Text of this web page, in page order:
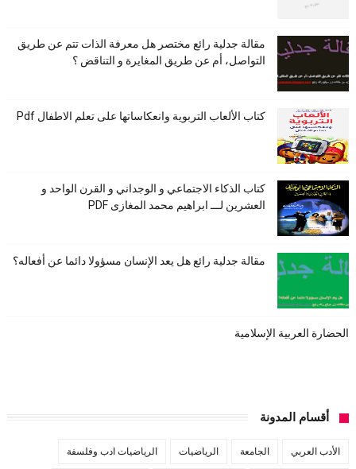
مقالة جدلية رائع مختصر هل معرفة الذات تتم عن طريق
التواصل، أم عن طريق المغايرة و التناقض ؟
كتاب الألعاب التربوية وانعكاساتها على تعلم الاطفال Pdf
كتاب الذكاء الاجتماعي و الوجداني و القرن الواحد و
العشرين لـــ ابراهيم محمد المغازى PDF
مقالة جدلية رائع هل يعد الإنسان مسؤولا دائما عن أفعاله؟
الحضارة العربية الإسلامية
أقسام المدونة
الأدب العربي الجامعة الرياضيات الرياضيات ادب وفلسفة